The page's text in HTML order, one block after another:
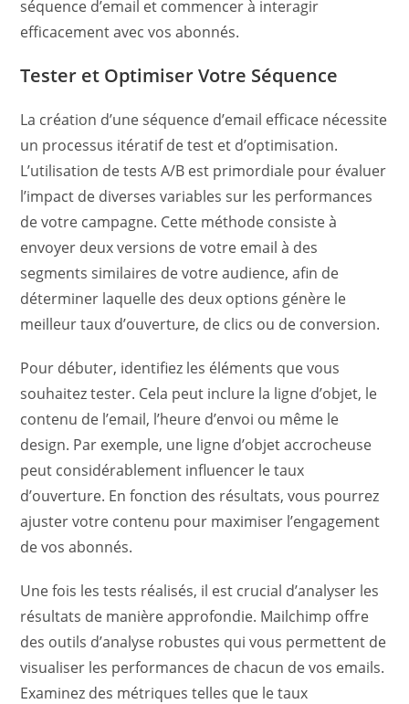
séquence d’email et commencer à interagir
efficacement avec vos abonnés.
Tester et Optimiser Votre Séquence
La création d’une séquence d’email efficace nécessite
un processus itératif de test et d’optimisation.
L’utilisation de tests A/B est primordiale pour évaluer
l’impact de diverses variables sur les performances
de votre campagne. Cette méthode consiste à
envoyer deux versions de votre email à des
segments similaires de votre audience, afin de
déterminer laquelle des deux options génère le
meilleur taux d’ouverture, de clics ou de conversion.
Pour débuter, identifiez les éléments que vous
souhaitez tester. Cela peut inclure la ligne d’objet, le
contenu de l’email, l’heure d’envoi ou même le
design. Par exemple, une ligne d’objet accrocheuse
peut considérablement influencer le taux
d’ouverture. En fonction des résultats, vous pourrez
ajuster votre contenu pour maximiser l’engagement
de vos abonnés.
Une fois les tests réalisés, il est crucial d’analyser les
résultats de manière approfondie. Mailchimp offre
des outils d’analyse robustes qui vous permettent de
visualiser les performances de chacun de vos emails.
Examinez des métriques telles que le taux